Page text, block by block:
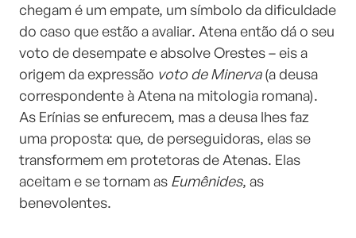
chegam é um empate, um símbolo da dificuldade
do caso que estão a avaliar. Atena então dá o seu
voto de desempate e absolve Orestes – eis a
origem da expressão voto de Minerva(a deusa
correspondente à Atena na mitologia romana).
As Erínias se enfurecem, mas a deusa lhes faz
uma proposta: que, de perseguidoras, elas se
transformem em protetoras de Atenas. Elas
aceitam e se tornam as Eumênides, as
benevolentes.